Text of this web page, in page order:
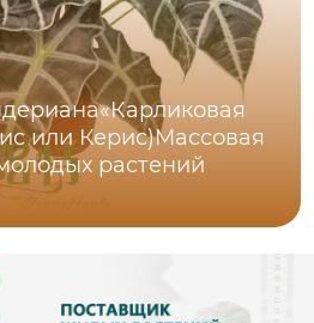
или Керис)Массовая
растений